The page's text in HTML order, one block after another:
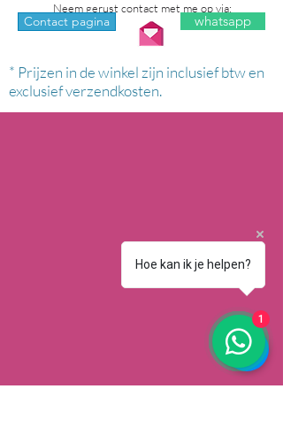
Neem gerust contact met me op via:
Contact pagina whatsapp
* Prijzen in de winkel zijn inclusief btw en
exclusief verzendkosten.
Hoe kan ik je helpen?
1